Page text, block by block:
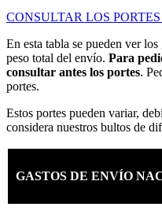
CONSULTAR LOS
En esta tabla se pueden ver
peso total del envío. Para
consultar antes los portes.
portes.
Estos portes pueden variar,
considera nuestros bultos de
GASTOS DE ENVÍO